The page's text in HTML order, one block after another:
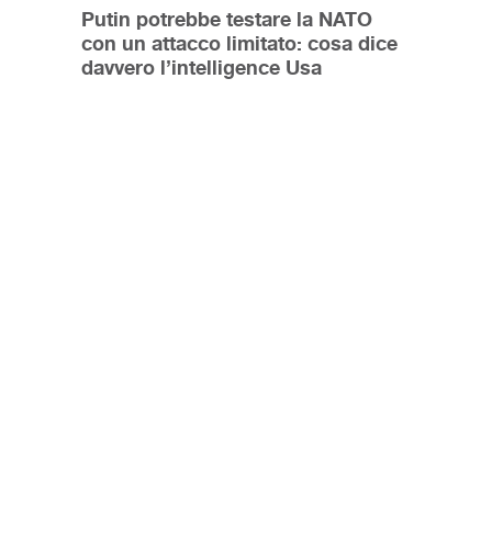
Putin potrebbe testare la NATO
con un attacco limitato: cosa dice
davvero l’intelligence Usa